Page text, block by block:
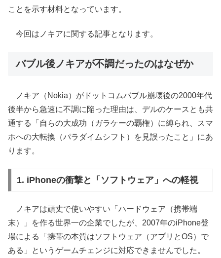
ことを示す材料となっています。
今回はノキアに関する記事となります。
バブル後ノキアが不調だったのはなぜか
ノキア（Nokia）がドットコムバブル崩壊後の2000年代
後半から急速に不調に陥った理由は、デルのケースとも共
通する「自らの大成功（ガラケーの覇権）に縛られ、スマ
ホへの大転換（パラダイムシフト）を見誤ったこと」にあ
ります。
1. iPhoneの衝撃と「ソフトウェア」への軽視
ノキアは頑丈で使いやすい「ハードウェア（携帯端
末）」を作る世界一の企業でしたが、2007年のiPhone登
場による「携帯の本質はソフトウェア（アプリとOS）で
ある」というゲームチェンジに対応できませんでした。